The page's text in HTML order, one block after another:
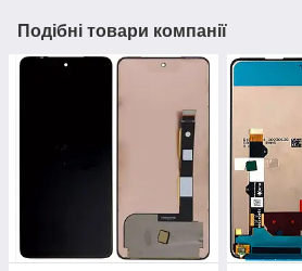
Подібні товари компанії